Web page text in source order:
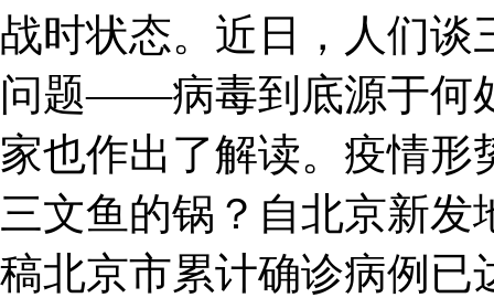
战时状态。近日，人们谈
问题——病毒到底源于何
家也作出了解读。疫情形
三文鱼的锅？自北京新
稿北京市累计确诊病例已